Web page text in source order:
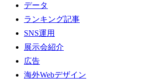
データ
ランキング記事
SNS運用
展示会紹介
広告
海外Webデザイン